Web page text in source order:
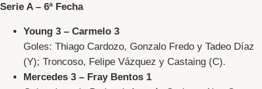
Serie A – 6ª Fecha
Young 3 – Carmelo 3
Goles: Thiago Cardozo, Gonzalo Fredo y Tadeo Díaz
(Y); Troncoso, Felipe Vázquez y Castaing (C).
Mercedes 3 – Fray Bentos 1